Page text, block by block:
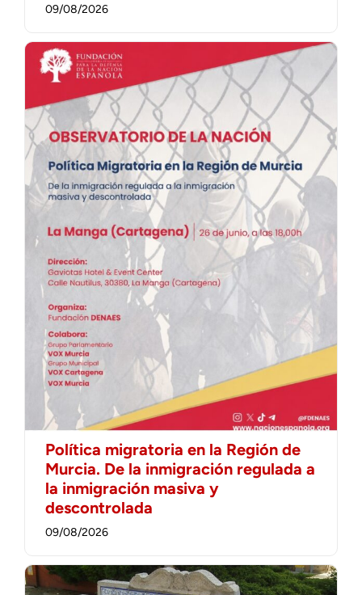
09/08/2026
Política migratoria en la Región de
Murcia. De la inmigración regulada a
la inmigración masiva y
descontrolada
09/08/2026